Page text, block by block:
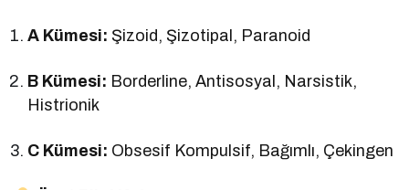
A Kümesi: Şizoid, Şizotipal, Paranoid
B Kümesi: Borderline, Antisosyal, Narsistik,
Histrionik
C Kümesi: Obsesif Kompulsif, Bağımlı, Çekingen